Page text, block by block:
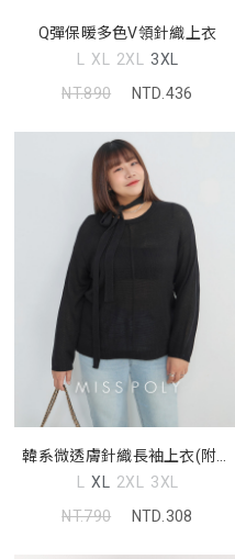
Q彈保暖多色V領針織上衣
L XL 2XL 3XL
NT.890
NTD.436
韓系微透膚針織長袖上衣(附綁
帶) MISS
L XL 2XL 3XL
NT.790
NTD.308